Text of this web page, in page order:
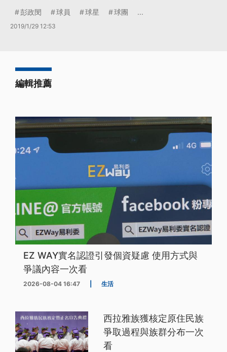
彭政閔 球員 球星 球團 ...
2019/1/29 12:53
編輯推薦
EZ WAY實名認證引發個資疑慮 使用方式與
爭議內容一次看
2026-08-04 16:47 生活
西拉雅族獲核定原住民族
爭取過程與族群分布一次
看